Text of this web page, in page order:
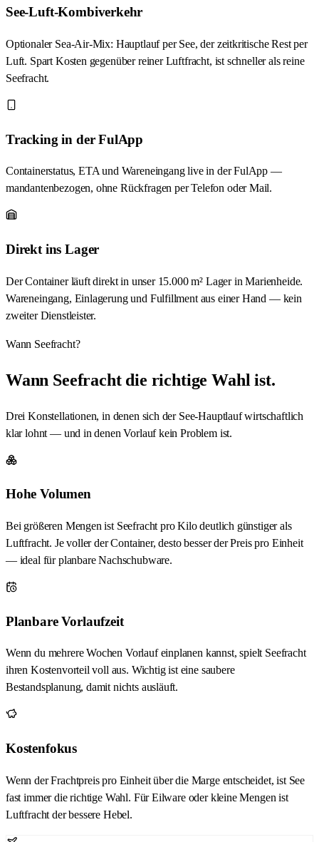
See-Luft-Kombiverkehr
Optionaler Sea-Air-Mix: Hauptlauf per See, der zeitkritische Rest per
Luft. Spart Kosten gegenüber reiner Luftfracht, ist schneller als reine
Seefracht.
Tracking in der FulApp
Containerstatus, ETA und Wareneingang live in der FulApp —
mandantenbezogen, ohne Rückfragen per Telefon oder Mail.
Direkt ins Lager
Der Container läuft direkt in unser 15.000 m² Lager in Marienheide.
Wareneingang, Einlagerung und Fulfillment aus einer Hand — kein
zweiter Dienstleister.
Wann Seefracht?
Wann Seefracht die richtige Wahl ist.
Drei Konstellationen, in denen sich der See-Hauptlauf wirtschaftlich
klar lohnt — und in denen Vorlauf kein Problem ist.
Hohe Volumen
Bei größeren Mengen ist Seefracht pro Kilo deutlich günstiger als
Luftfracht. Je voller der Container, desto besser der Preis pro Einheit
— ideal für planbare Nachschubware.
Planbare Vorlaufzeit
Wenn du mehrere Wochen Vorlauf einplanen kannst, spielt Seefracht
ihren Kostenvorteil voll aus. Wichtig ist eine saubere
Bestandsplanung, damit nichts ausläuft.
Kostenfokus
Wenn der Frachtpreis pro Einheit über die Marge entscheidet, ist See
fast immer die richtige Wahl. Für Eilware oder kleine Mengen ist
Luftfracht der bessere Hebel.